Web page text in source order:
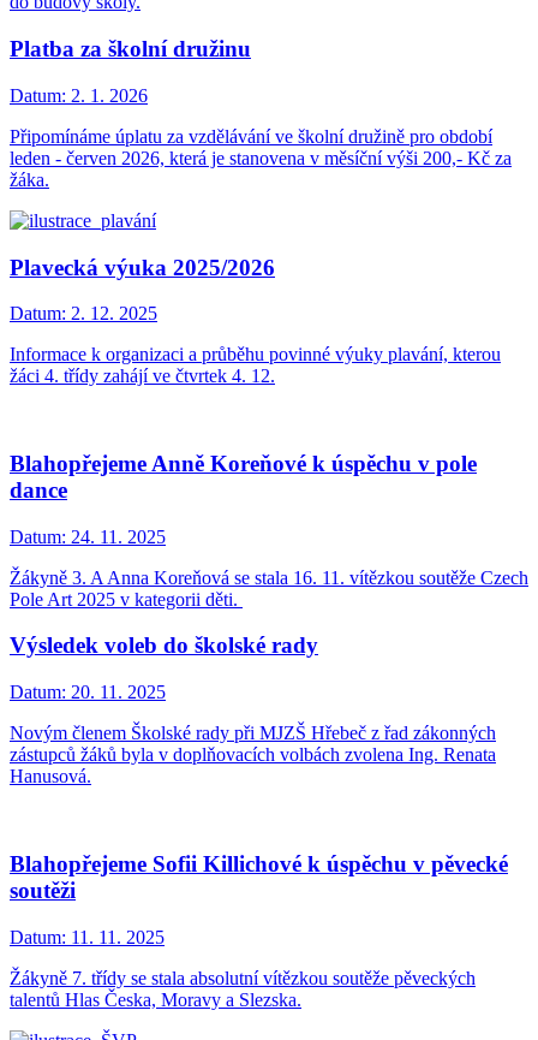
Platba za školní družinu
Datum: 2. 1. 2026
Připomínáme úplatu za vzdělávání ve školní družině pro období
leden - červen 2026, která je stanovena v měsíční výši 200,- Kč za
žáka.
Plavecká výuka 2025/2026
Datum: 2. 12. 2025
Informace k organizaci a průběhu povinné výuky plavání, kterou
žáci 4. třídy zahájí ve čtvrtek 4. 12.
Blahopřejeme Anně Koreňové k úspěchu v pole
dance
Datum: 24. 11. 2025
Žákyně 3. A Anna Koreňová se stala 16. 11. vítězkou soutěže Czech
Pole Art 2025 v kategorii děti.
Výsledek voleb do školské rady
Datum: 20. 11. 2025
Novým členem Školské rady při MJZŠ Hřebeč z řad zákonných
zástupců žáků byla v doplňovacích volbách zvolena Ing. Renata
Hanusová.
Blahopřejeme Sofii Killichové k úspěchu v pěvecké
soutěži
Datum: 11. 11. 2025
Žákyně 7. třídy se stala absolutní vítězkou soutěže pěveckých
talentů Hlas Česka, Moravy a Slezska.